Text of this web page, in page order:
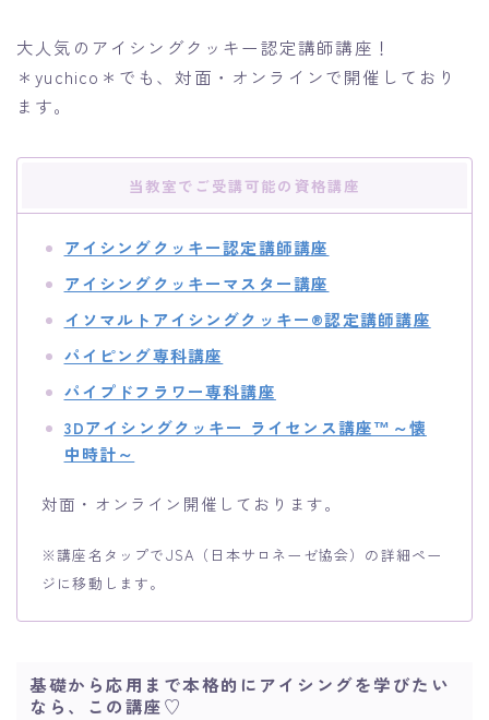
大人気のアイシングクッキー認定講師講座！
＊yuchico＊でも、対面・オンラインで開催しており
ます。
当教室でご受講可能の資格講座
アイシングクッキー認定講師講座
アイシングクッキーマスター講座
イソマルトアイシングクッキー®️認定講師講座
パイピング専科講座
パイプドフラワー専科講座
3Dアイシングクッキー ライセンス講座™～懐
中時計～
対面・オンライン開催しております。
※講座名タップでJSA（日本サロネーゼ協会）の詳細ペー
ジに移動します。
基礎から応用まで本格的にアイシングを学びたい
なら、この講座♡